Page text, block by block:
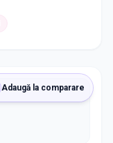
Adaugă la comparare